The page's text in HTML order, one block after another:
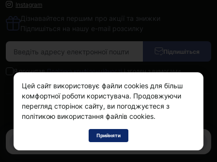
0
Instagram
Дізнавайтеся першим про акції та знижки
Підпишіться на нашу e-mail розсилку
Підпишіться
Я прочитав Політика конфіденційності і згоден з вимогами
Kokos.com.ua © 2026
Цей сайт використовує файли cookies для більш
комфортної роботи користувача. Продовжуючи
перегляд сторінок сайту, ви погоджуєтеся з
політикою використання файлів cookies.
Прийняти